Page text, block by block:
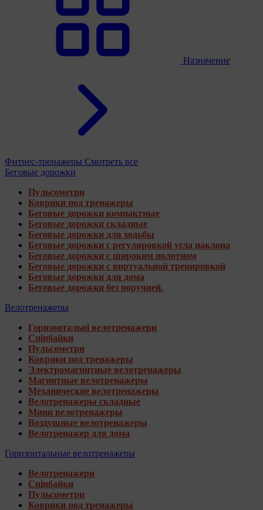
Назначение
Фитнес-тренажеры Смотреть все
Беговые дорожки
Пульсометри
Коврики под тренажеры
Беговые дорожки компактные
Беговые дорожки складные
Беговые дорожки для ходьбы
Беговые дорожки с регулировкой угла наклона
Беговые дорожки с широким полотном
Беговые дорожки с виртуальной тренировкой
Беговые дорожки для дома
Беговые дорожки без поручней.
Велотренажеры
Горизонтальні велотренажери
Спінбайки
Пульсометри
Коврики под тренажеры
Электромагнитные велотренажеры
Магнитные велотренажеры
Механические велотренажеры
Велотренажеры складные
Мини велотренажеры
Воздушные велотренажеры
Велотренажер для дома
Горизонтальные велотренажеры
Велотренажери
Спінбайки
Пульсометри
Коврики под тренажеры